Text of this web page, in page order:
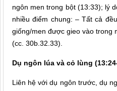
ngôn men trong bột (13:33); lý
nhiều điểm chung: – Tất cả
giống/men được gieo vào trong
(cc. 30b.32.33).
Dụ ngôn lúa và cỏ lùng
Liên hệ với dụ ngôn trước, dụ